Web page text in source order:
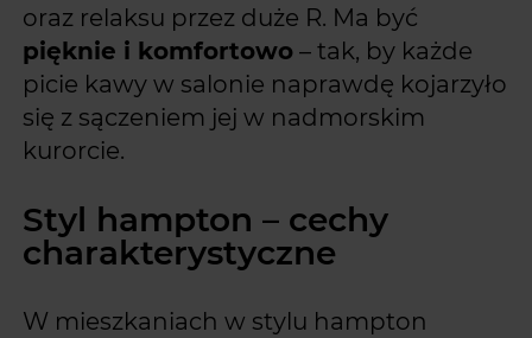
oraz relaksu przez duże R. Ma być
pięknie i komfortowo – tak, by każde
picie kawy w salonie naprawdę kojarzyło
się z sączeniem jej w nadmorskim
kurorcie.
Styl hampton – cechy
charakterystyczne
W mieszkaniach w stylu hampton